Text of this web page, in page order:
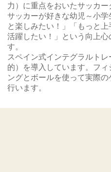
力）に重点をおいたサッカー
サッカーが好きな幼児～小
と楽しみたい！」「もっと
活躍したい！」という向上
す。
スペイン式インテグラルト
的）を導入しています。フ
ングとボールを使って実際
行います。